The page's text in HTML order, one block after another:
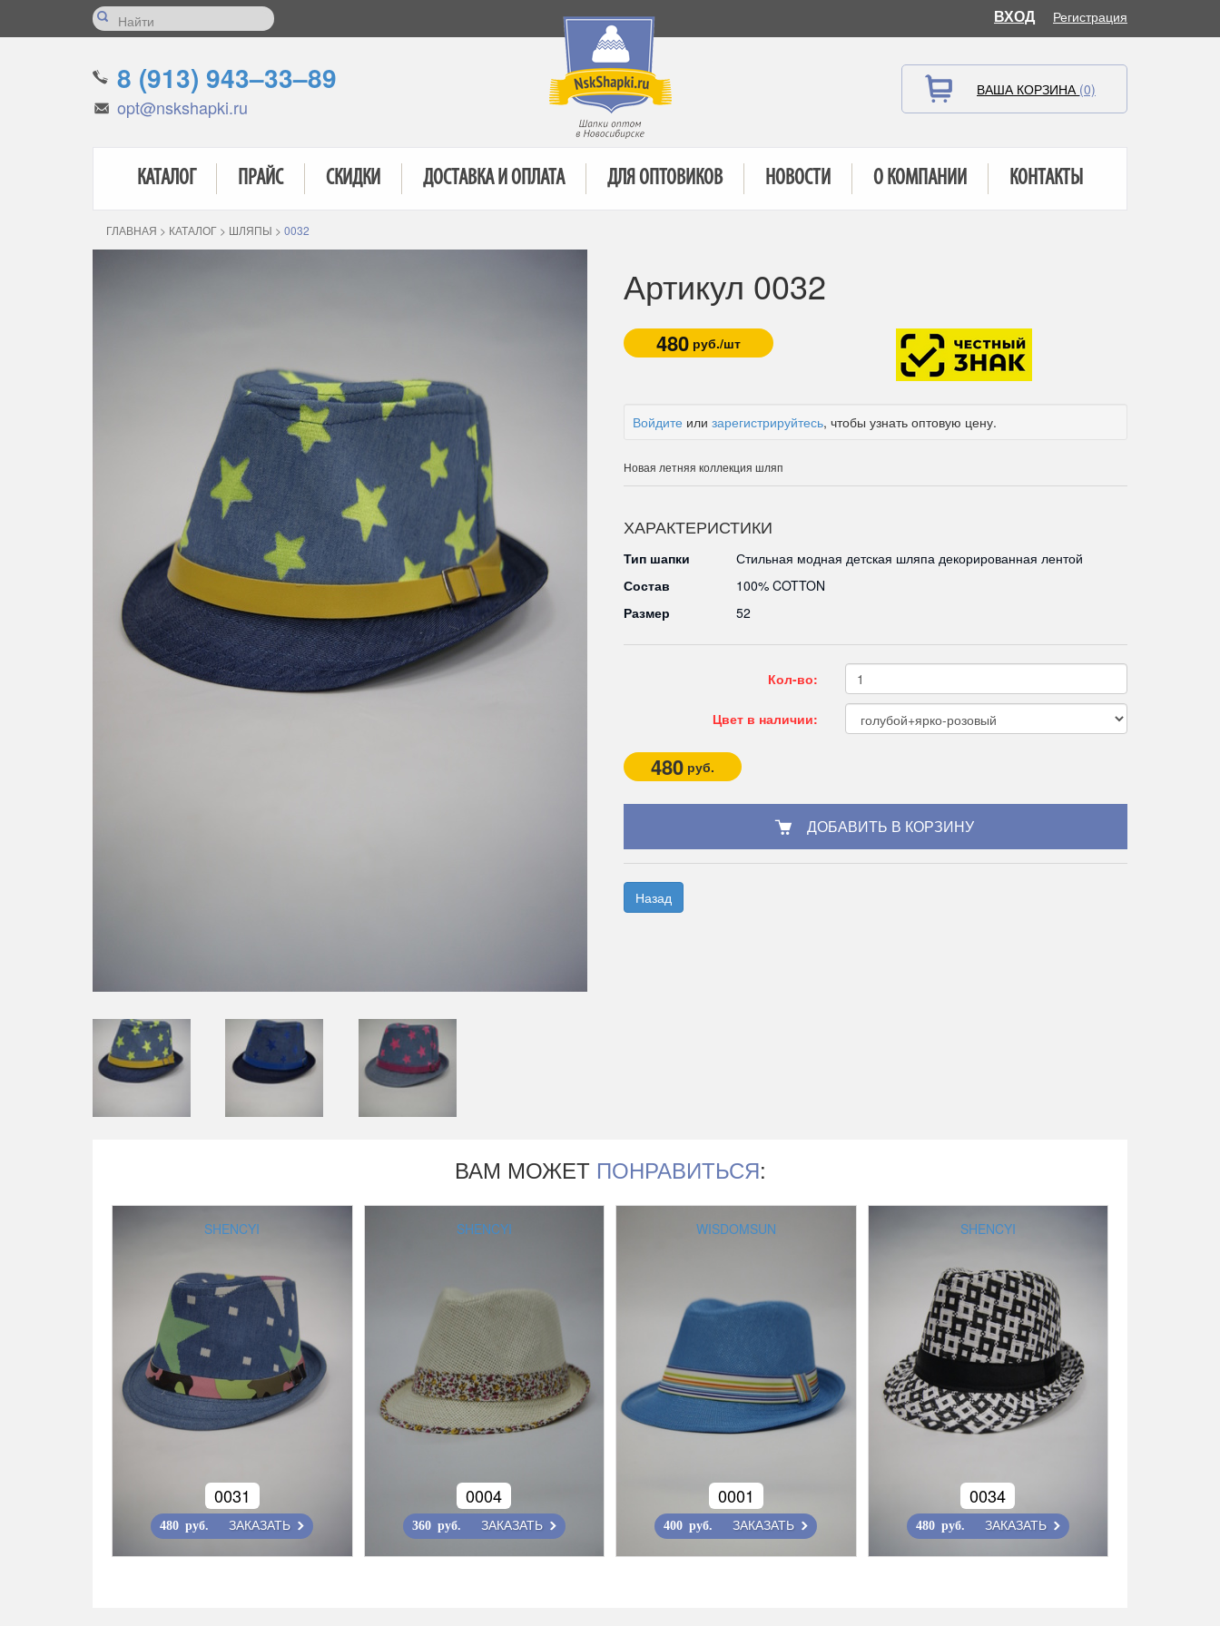
ВХОД Регистрация
8 (913) 943–33–89
opt@nskshapki.ru
ВАША КОРЗИНА (0)
КАТАЛОГ ПРАЙС СКИДКИ ДОСТАВКА И ОПЛАТА ДЛЯ ОПТОВИКОВ НОВОСТИ О КОМПАНИИ КОНТАКТЫ
ГЛАВНАЯ > КАТАЛОГ > ШЛЯПЫ > 0032
Артикул 0032
480 руб./шт
Войдите или зарегистрируйтесь, чтобы узнать оптовую цену.
Новая летняя коллекция шляп
ХАРАКТЕРИСТИКИ
Тип шапки
Стильная модная детская шляпа декорированная лентой
Состав
100% COTTON
Размер
52
Кол-во:
Цвет в наличии:
480 руб.
Назад
ВАМ МОЖЕТ ПОНРАВИТЬСЯ:
SHENCYI
0031
480 руб. ЗАКАЗАТЬ
SHENCYI
0004
360 руб. ЗАКАЗАТЬ
WISDOMSUN
0001
400 руб. ЗАКАЗАТЬ
SHENCYI
0034
480 руб. ЗАКАЗАТЬ